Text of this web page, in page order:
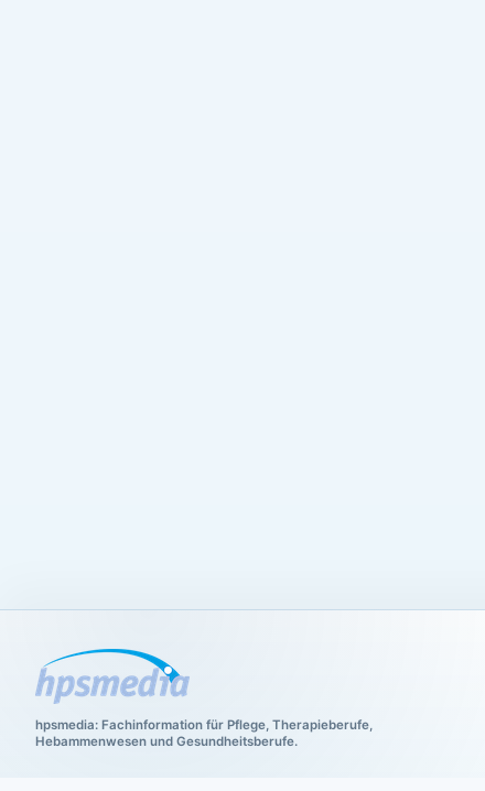
hpsmedia: Fachinformation für Pflege, Therapieberufe,
Hebammenwesen und Gesundheitsberufe.